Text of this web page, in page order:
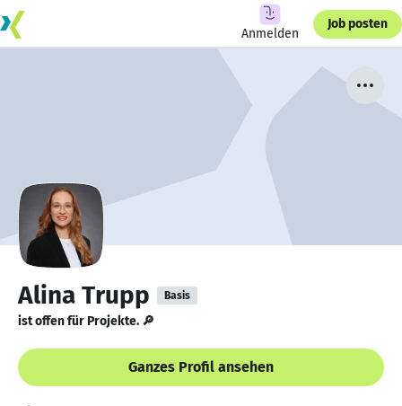
Anmelden
Job posten
Alina Trupp Basis
ist offen für Projekte. 🔎
Ganzes Profil ansehen